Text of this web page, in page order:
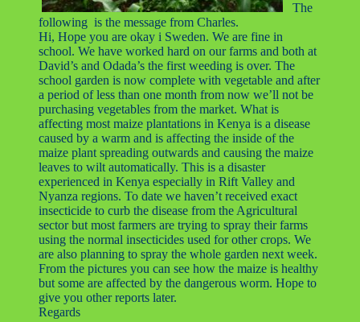
The
following is the message from Charles.
Hi, Hope you are okay i Sweden. We are fine in
school. We have worked hard on our farms and both at
David’s and Odada’s the first weeding is over. The
school garden is now complete with vegetable and after
a period of less than one month from now we’ll not be
purchasing vegetables from the market. What is
affecting most maize plantations in Kenya is a disease
caused by a warm and is affecting the inside of the
maize plant spreading outwards and causing the maize
leaves to wilt automatically. This is a disaster
experienced in Kenya especially in Rift Valley and
Nyanza regions. To date we haven’t received exact
insecticide to curb the disease from the Agricultural
sector but most farmers are trying to spray their farms
using the normal insecticides used for other crops. We
are also planning to spray the whole garden next week.
From the pictures you can see how the maize is healthy
but some are affected by the dangerous worm. Hope to
give you other reports later.
Regards